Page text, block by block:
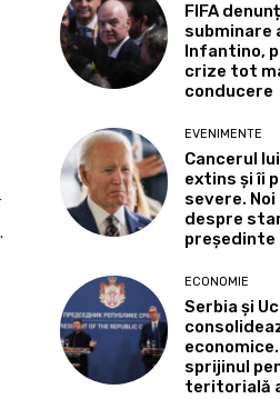
.
FIFA
subminare
Infantino,
crize tot
conducere
EVENIMENTE
Cancerul
extins și îi
severe.
despre
președinte
ECONOMIE
Serbia și
sprijinul
teritorială